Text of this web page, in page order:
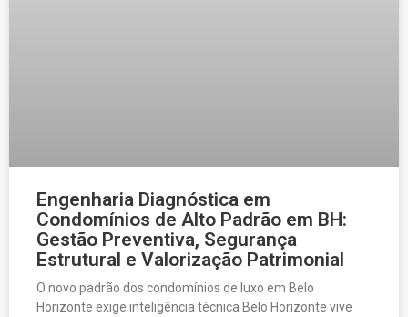
Engenharia Diagnóstica em
Condomínios de Alto Padrão em BH:
Gestão Preventiva, Segurança
Estrutural e Valorização Patrimonial
O novo padrão dos condomínios de luxo em Belo
Horizonte exige inteligência técnica Belo Horizonte vive